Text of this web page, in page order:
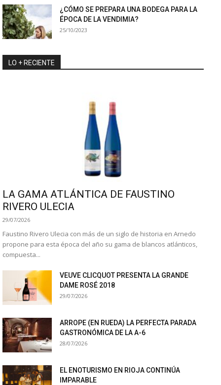
¿CÓMO SE PREPARA UNA BODEGA PARA LA
ÉPOCA DE LA VENDIMIA?
25/10/2023
LO + RECIENTE
LA GAMA ATLÁNTICA DE FAUSTINO
RIVERO ULECIA
29/07/2026
Faustino Rivero Ulecia con más de un siglo de historia en Arnedo
propone para esta época del año su gama de blancos atlánticos,
compuesta...
VEUVE CLICQUOT PRESENTA LA GRANDE
DAME ROSÉ 2018
29/07/2026
ARROPE (EN RUEDA) LA PERFECTA PARADA
GASTRONÓMICA DE LA A-6
28/07/2026
EL ENOTURISMO EN RIOJA CONTINÚA
IMPARABLE